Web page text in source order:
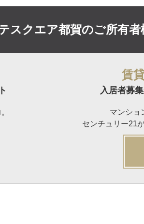
スクエア都賀のご所有者
賃
入居者募
マンショ
センチュリー21